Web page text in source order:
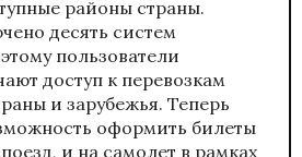
районы страны.
десять систем
пользователи
доступ к перевозкам
и зарубежья. Теперь
оформить билеты
и на самолет в рамках